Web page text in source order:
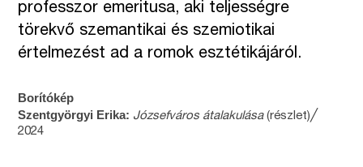
professzor emeritusa, aki teljességre
törekvő szemantikai és szemiotikai
értelmezést ad a romok esztétikájáról.
Borítókép
Szentgyörgyi Erika: Józsefváros átalakulása(részlet)╱
2024